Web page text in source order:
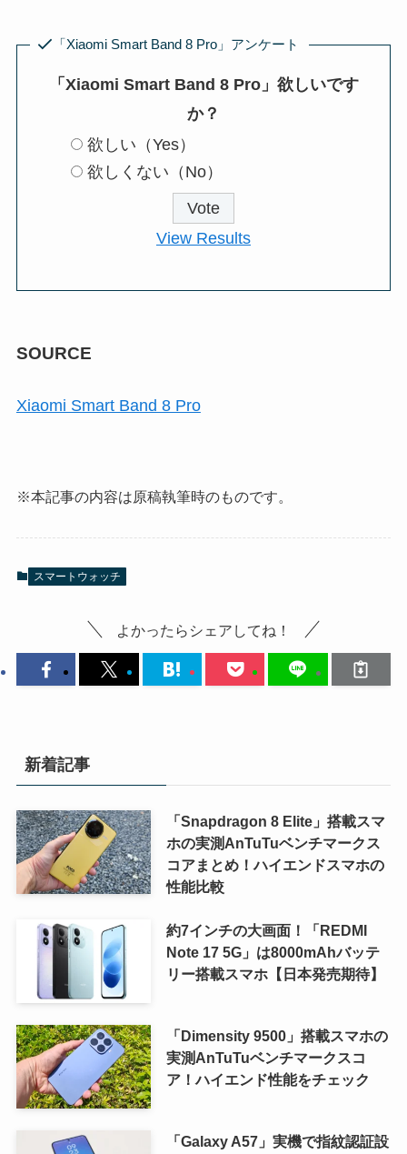
「Xiaomi Smart Band 8 Pro」アンケート
「Xiaomi Smart Band 8 Pro」欲しいです
か？
欲しい（Yes）
欲しくない（No）
View Results
SOURCE
Xiaomi Smart Band 8 Pro
※本記事の内容は原稿執筆時のものです。
スマートウォッチ
よかったらシェアしてね！
新着記事
「Snapdragon 8 Elite」搭載スマ
ホの実測AnTuTuベンチマークス
コアまとめ！ハイエンドスマホの
性能比較
約7インチの大画面！「REDMI
Note 17 5G」は8000mAhバッテ
リー搭載スマホ【日本発売期待】
「Dimensity 9500」搭載スマホの
実測AnTuTuベンチマークスコ
ア！ハイエンド性能をチェック
「Galaxy A57」実機で指紋認証設